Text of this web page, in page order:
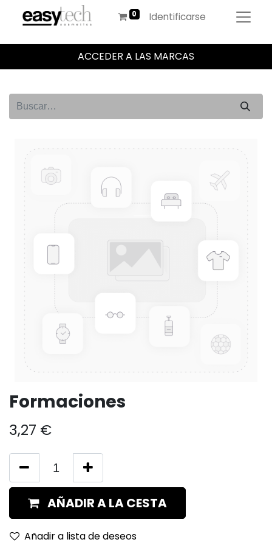
Identificarse
ACCEDER A LAS MARCAS
Formaciones
3,27 €
AÑADIR A LA CESTA
Añadir a lista de deseos